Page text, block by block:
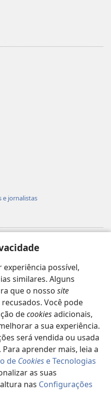
possível,
similares. Alguns
que o nosso site
Você pode
decookiesadicionais,
a sua experiência.
será vendida ou usada
aprender mais, leia a
de Cookies e Tecnologias
as suas
nas Configurações
e jornalistas
Vigia™
and Tract Society of Pennsylvania.